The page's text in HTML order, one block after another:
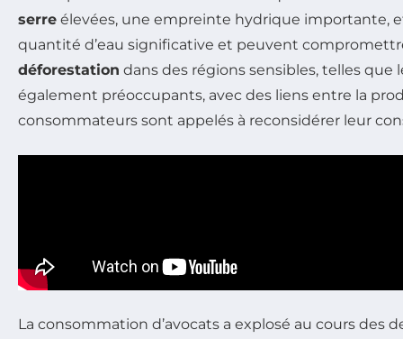
serre élevées, une empreinte hydrique importante,
quantité d’eau significative et peuvent
déforestation dans des régions sensibles, telles que
également préoccupants, avec des liens entre la
consommateurs sont appelés à reconsidérer leur
La consommation d’avocats a explosé au cours